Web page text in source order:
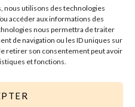
utilisons des technologies
accéder aux informations des
nous permettra de traiter
de navigation ou les ID uniques sur
retirer son consentement peut avoir
et fonctions.
et ne les
parties qui rendent ce
de confidentialité